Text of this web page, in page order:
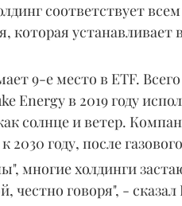
соответствует
которая устанавливает
9-е место в ETF. Всего
Energy в 2019 году
солнце и ветер.
2030 году, после
многие холдинги
честно говоря", - сказал